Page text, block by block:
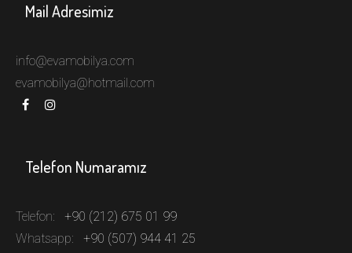
Mail Adresimiz
info@evamobilya.com
evamobilya@hotmail.com
Telefon Numaramız
Telefon:
+90 (212) 675 01 99
Whatsapp:
+90 (507) 944 41 25